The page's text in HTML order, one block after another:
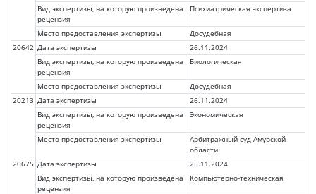
Вид экспертизы, на которую произведена
рецензия
Психиатрическая экспертиза
Место предоставления экспертизы
Досудебная
20642 Дата экспертизы
26.11.2024
Вид экспертизы, на которую произведена
рецензия
Биологическая
Место предоставления экспертизы
Досудебная
20213 Дата экспертизы
26.11.2024
Вид экспертизы, на которую произведена
рецензия
Экономическая
Место предоставления экспертизы
Арбитражный суд Амурской
области
20675 Дата экспертизы
25.11.2024
Вид экспертизы, на которую произведена
рецензия
Компьютерно-техническая